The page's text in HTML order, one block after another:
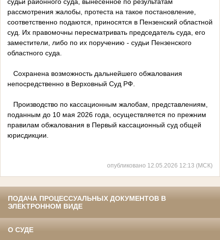
рассмотрения жалобы, протеста на такое постановление,
соответственно подаются, приносятся в Пензенский областной
суд. Их правомочны пересматривать председатель суда, его
заместители, либо по их поручению - судьи Пензенского
областного суда.
Сохранена возможность дальнейшего обжалования
непосредственно в Верховный Суд РФ.
Производство по кассационным жалобам, представлениям,
поданным до 10 мая 2026 года, осуществляется по прежним
правилам обжалования в Первый кассационный суд общей
юрисдикции.
опубликовано 12.05.2026 12:13 (МСК)
ПОДАЧА ПРОЦЕССУАЛЬНЫХ ДОКУМЕНТОВ В
ЭЛЕКТРОННОМ ВИДЕ
О СУДЕ